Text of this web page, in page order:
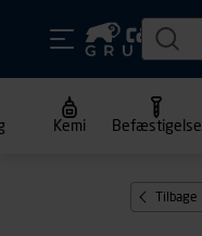
Kemi Befæstigelse
Tilbage